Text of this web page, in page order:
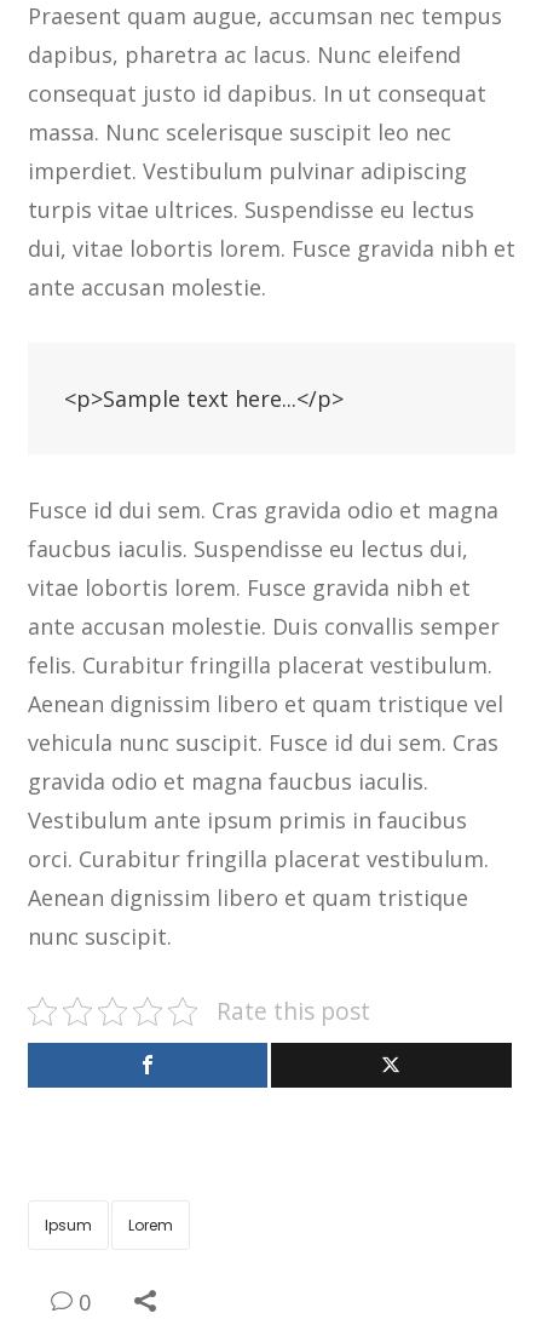
Praesent quam augue, accumsan nec tempus
dapibus, pharetra ac lacus. Nunc eleifend
consequat justo id dapibus. In ut consequat
massa. Nunc scelerisque suscipit leo nec
imperdiet. Vestibulum pulvinar adipiscing
turpis vitae ultrices. Suspendisse eu lectus
dui, vitae lobortis lorem. Fusce gravida nibh et
ante accusan molestie.
<p>Sample text here...</p>
Fusce id dui sem. Cras gravida odio et magna
faucbus iaculis. Suspendisse eu lectus dui,
vitae lobortis lorem. Fusce gravida nibh et
ante accusan molestie. Duis convallis semper
felis. Curabitur fringilla placerat vestibulum.
Aenean dignissim libero et quam tristique vel
vehicula nunc suscipit. Fusce id dui sem. Cras
gravida odio et magna faucbus iaculis.
Vestibulum ante ipsum primis in faucibus
orci. Curabitur fringilla placerat vestibulum.
Aenean dignissim libero et quam tristique
nunc suscipit.
Rate this post
Ipsum Lorem
0